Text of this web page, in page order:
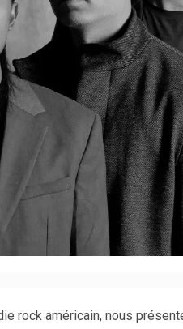
rock américain, nous